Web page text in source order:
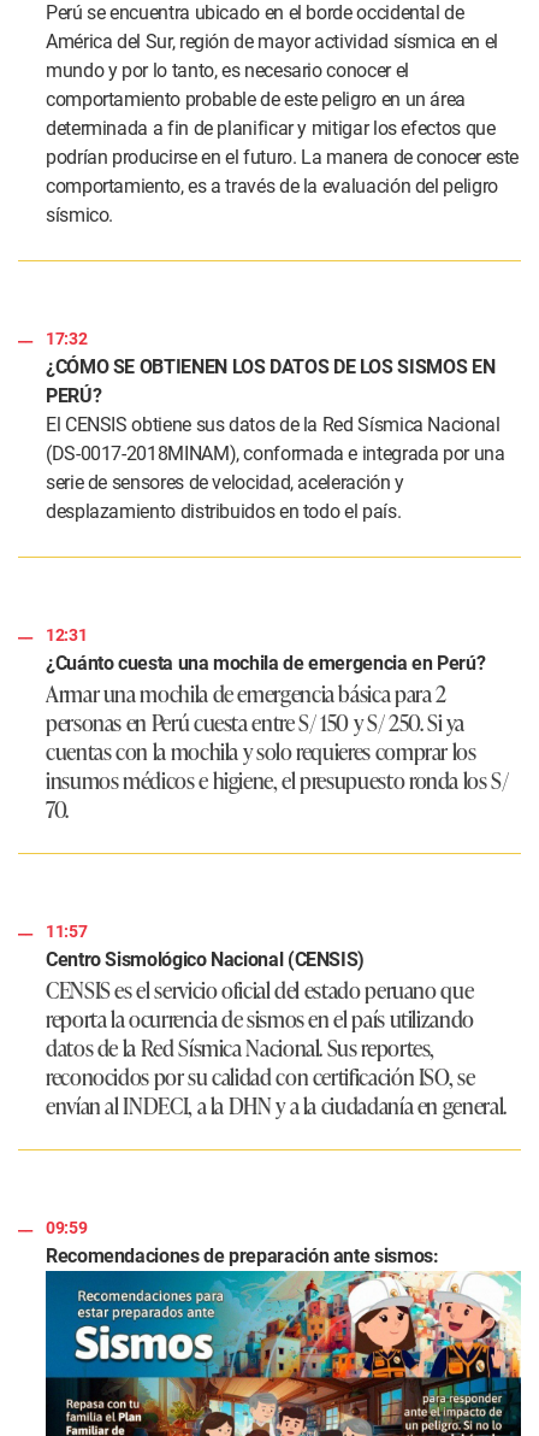
Perú se encuentra ubicado en el borde occidental de
América del Sur, región de mayor actividad sísmica en el
mundo y por lo tanto, es necesario conocer el
comportamiento probable de este peligro en un área
determinada a fin de planificar y mitigar los efectos que
podrían producirse en el futuro. La manera de conocer este
comportamiento, es a través de la evaluación del peligro
sísmico.
17:32
¿CÓMO SE OBTIENEN LOS DATOS DE LOS SISMOS EN
PERÚ?
El CENSIS obtiene sus datos de la Red Sísmica Nacional
(DS-0017-2018MINAM), conformada e integrada por una
serie de sensores de velocidad, aceleración y
desplazamiento distribuidos en todo el país.
12:31
¿Cuánto cuesta una mochila de emergencia en Perú?
Armar una mochila de emergencia básica para 2
personas en Perú cuesta entre S/ 150 y S/ 250. Si ya
cuentas con la mochila y solo requieres comprar los
insumos médicos e higiene, el presupuesto ronda los S/
70.
11:57
Centro Sismológico Nacional (CENSIS)
CENSIS es el servicio oficial del estado peruano que
reporta la ocurrencia de sismos en el país utilizando
datos de la Red Sísmica Nacional. Sus reportes,
reconocidos por su calidad con certificación ISO, se
envían al INDECI, a la DHN y a la ciudadanía en general.
09:59
Recomendaciones de preparación ante sismos: